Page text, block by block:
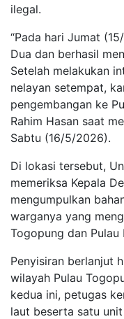
ilegal.
“Pada hari Jumat
Dua dan berhasil
Setelah melakukan
nelayan setempat,
pengembangan ke
Rahim Hasan saat
Sabtu (16/5/2026).
Di lokasi tersebut,
memeriksa Kepala
mengumpulkan
warganya yang
Togopung dan Pulau
Penyisiran berlanjut
wilayah Pulau
kedua ini, petugas
laut beserta satu